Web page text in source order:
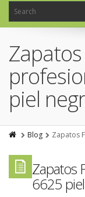
piel
Blog Zapatos
Zapatos
6625